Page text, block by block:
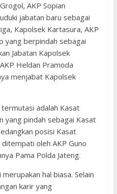
AKP Sopian
jabatan baru sebagai
Kapolsek Kartasura, AKP
yang berpindah sebagai
Jabatan Kapolsek
Heldan Pramoda
menjabat Kapolsek
adalah Kasat
yang pindah sebagai Kasat
posisi Kasat
oleh AKP Guno
Pama Polda Jateng.
hal biasa. Selain
karir yang